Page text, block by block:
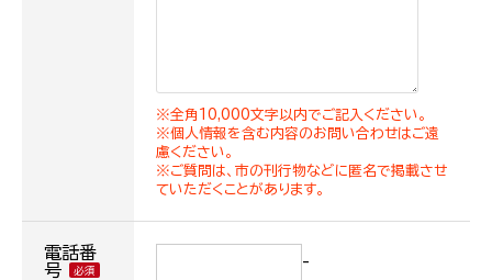
※全角10,000文字以内でご記入ください。
※個人情報を含む内容のお問い合わせはご遠
慮ください。
※ご質問は、市の刊行物などに匿名で掲載させ
ていただくことがあります。
電話番
号
-